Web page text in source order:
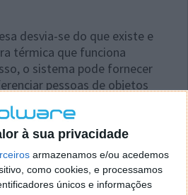
à sua privacidade
armazenamos e/ou acedemos
como cookies, e processamos
únicos e informações
desvia-se do que existe e
térmica que funciona
o sistema pode fornecer
pessoas de objetos